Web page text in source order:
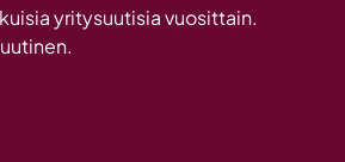
investointi
yritysuutisia vuosittain.